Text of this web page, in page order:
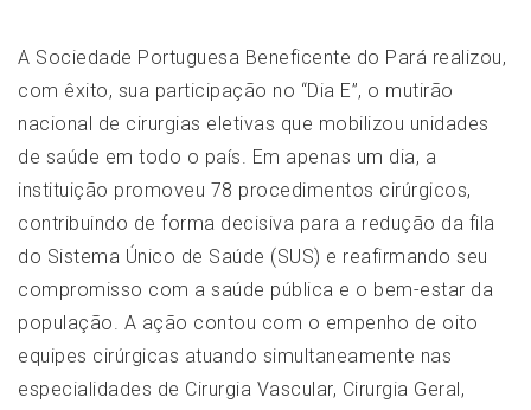
A Sociedade Portuguesa Beneficente do Pará realizou,
com êxito, sua participação no “Dia E”, o mutirão
nacional de cirurgias eletivas que mobilizou unidades
de saúde em todo o país. Em apenas um dia, a
instituição promoveu 78 procedimentos cirúrgicos,
contribuindo de forma decisiva para a redução da fila
do Sistema Único de Saúde (SUS) e reafirmando seu
compromisso com a saúde pública e o bem-estar da
população. A ação contou com o empenho de oito
equipes cirúrgicas atuando simultaneamente nas
especialidades de Cirurgia Vascular, Cirurgia Geral,